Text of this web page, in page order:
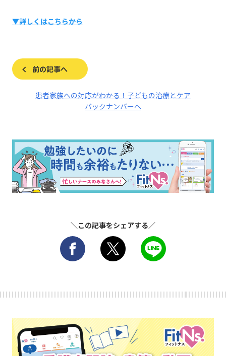
▼詳しくはこちらから
前の記事へ
患者家族への対応がわかる！子どもの治療とケア
バックナンバーへ
＼この記事をシェアする／